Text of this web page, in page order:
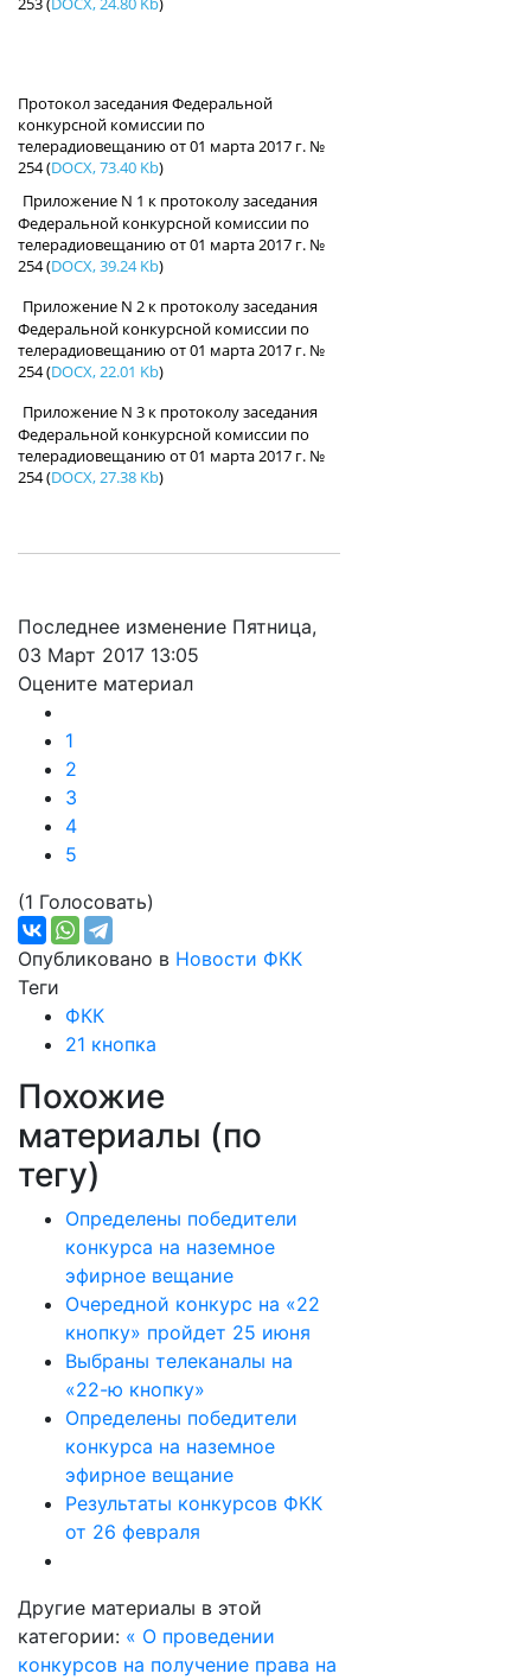
Протокол заседания Федеральной
конкурсной комиссии по
телерадиовещанию от 01 марта 2017 г. №
254(DOCX, 73.40 Kb)
Приложение N 1 к протоколу заседания
Федеральной конкурсной комиссии по
телерадиовещанию от 01 марта 2017 г. №
254(DOCX, 39.24 Kb)
Приложение N 2 к протоколу заседания
Федеральной конкурсной комиссии по
телерадиовещанию от 01 марта 2017 г. №
254(DOCX, 22.01 Kb)
Приложение N 3 к протоколу заседания
Федеральной конкурсной комиссии по
телерадиовещанию от 01 марта 2017 г. №
254(DOCX, 27.38 Kb)
Последнее изменение Пятница,
03 Март 2017 13:05
Оцените материал
1
2
3
4
5
(1 Голосовать)
Опубликовано в Новости ФКК
Теги
ФКК
21 кнопка
Похожие
материалы (по
тегу)
Определены победители
конкурса на наземное
эфирное вещание
Очередной конкурс на «22
кнопку» пройдет 25 июня
Выбраны телеканалы на
«22-ю кнопку»
Определены победители
конкурса на наземное
эфирное вещание
Результаты конкурсов ФКК
от 26 февраля
Другие материалы в этой
категории: « О проведении
конкурсов на получение права на